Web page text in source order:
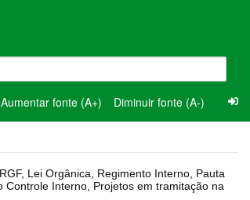
Aumentar fonte (A+) Diminuir fonte (A-)